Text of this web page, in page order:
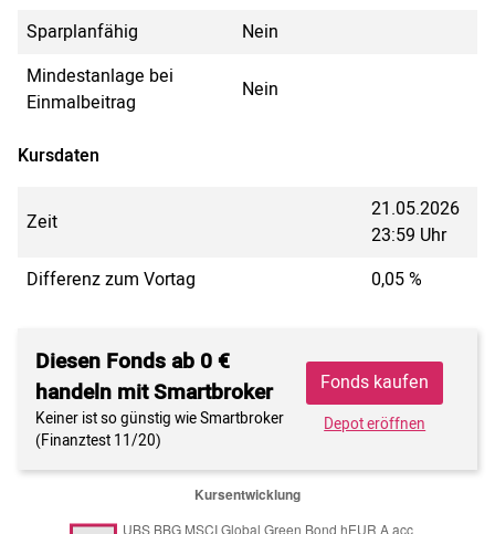
Sparplanfähig
Nein
Mindestanlage bei
Einmalbeitrag
Nein
Kursdaten
Zeit
21.05.2026
23:59 Uhr
Differenz zum Vortag
0,05 %
Diesen Fonds ab 0 €
handeln mit Smartbroker
Keiner ist so günstig wie Smartbroker
(Finanztest 11/20)
Fonds kaufen
Depot eröffnen